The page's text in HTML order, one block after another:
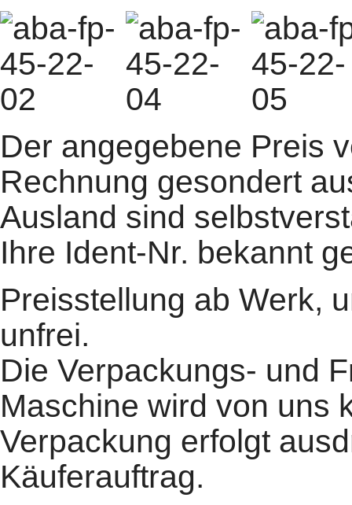
Der angegebene Preis
Rechnung gesondert
Ausland sind
Ihre Ident-Nr. bekannt
Preisstellung ab Werk,
unfrei.
Die Verpackungs- und
Maschine wird von uns
Verpackung erfolgt
Käuferauftrag.